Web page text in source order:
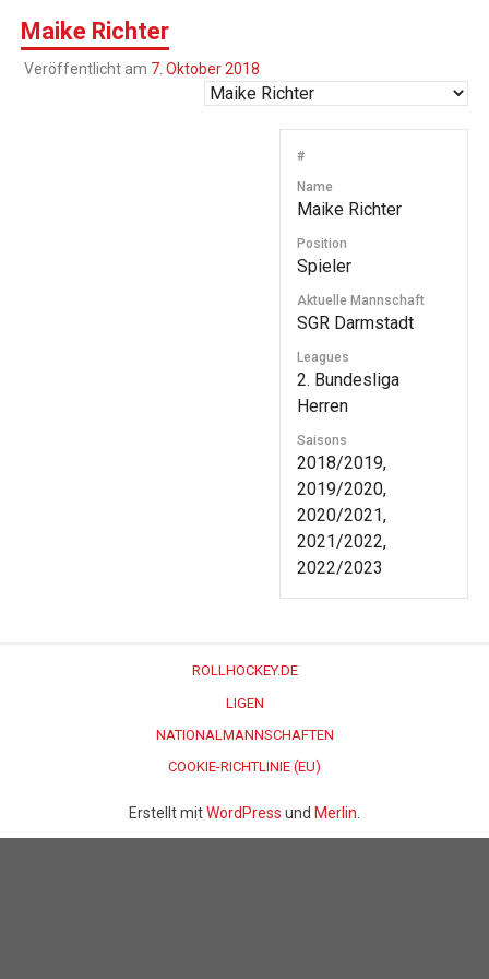
Maike Richter
Veröffentlicht am 7. Oktober 2018
#
Name
Maike Richter
Position
Spieler
Aktuelle Mannschaft
SGR Darmstadt
Leagues
2. Bundesliga
Herren
Saisons
2018/2019,
2019/2020,
2020/2021,
2021/2022,
2022/2023
ROLLHOCKEY.DE
LIGEN
NATIONALMANNSCHAFTEN
COOKIE-RICHTLINIE (EU)
Erstellt mitWordPress und Merlin